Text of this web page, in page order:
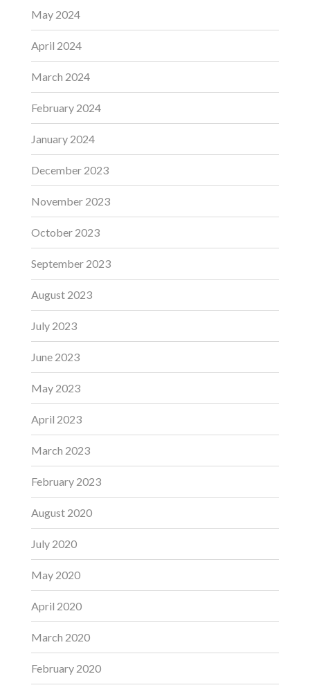
May 2024
April 2024
March 2024
February 2024
January 2024
December 2023
November 2023
October 2023
September 2023
August 2023
July 2023
June 2023
May 2023
April 2023
March 2023
February 2023
August 2020
July 2020
May 2020
April 2020
March 2020
February 2020